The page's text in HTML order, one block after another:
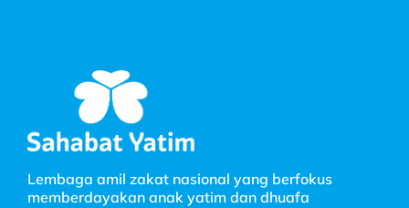
Lembaga amil zakat nasional yang berfokus
memberdayakan anak yatim dan dhuafa